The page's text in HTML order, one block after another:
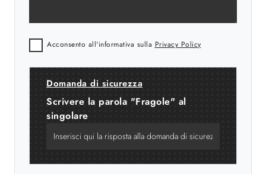
Acconsento all'informativa sulla Privacy Policy
Domanda di sicurezza
Scrivere la parola "Fragole" al
singolare